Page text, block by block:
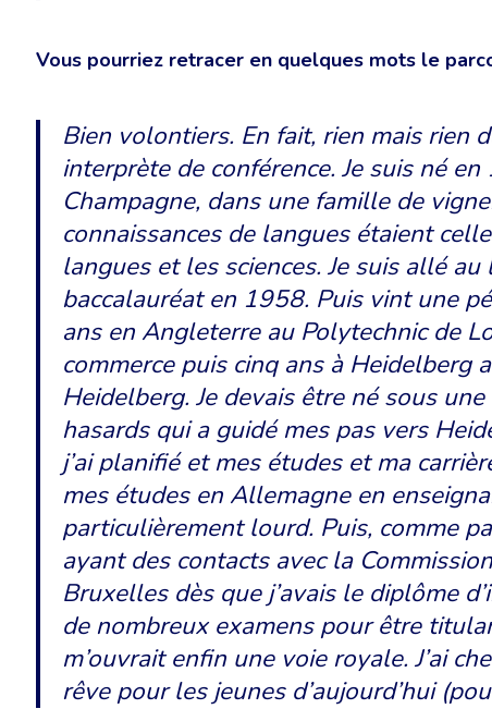
Vous pourriez retracer en quelques mots le
Bien volontiers. En fait, rien mais rien
interprète de conférence. Je suis né
Champagne, dans une famille de
connaissances de langues étaient
langues et les sciences. Je suis allé
baccalauréat en 1958. Puis vint une
ans en Angleterre au Polytechnic de
commerce puis cinq ans à Heidelberg
Heidelberg. Je devais être né sous
hasards qui a guidé mes pas vers
j’ai planifié et mes études et ma
mes études en Allemagne en
particulièrement lourd. Puis, comme
ayant des contacts avec la
Bruxelles dès que j’avais le diplôme
de nombreux examens pour être
m’ouvrait enfin une voie royale. J’ai
rêve pour les jeunes d’aujourd’hui